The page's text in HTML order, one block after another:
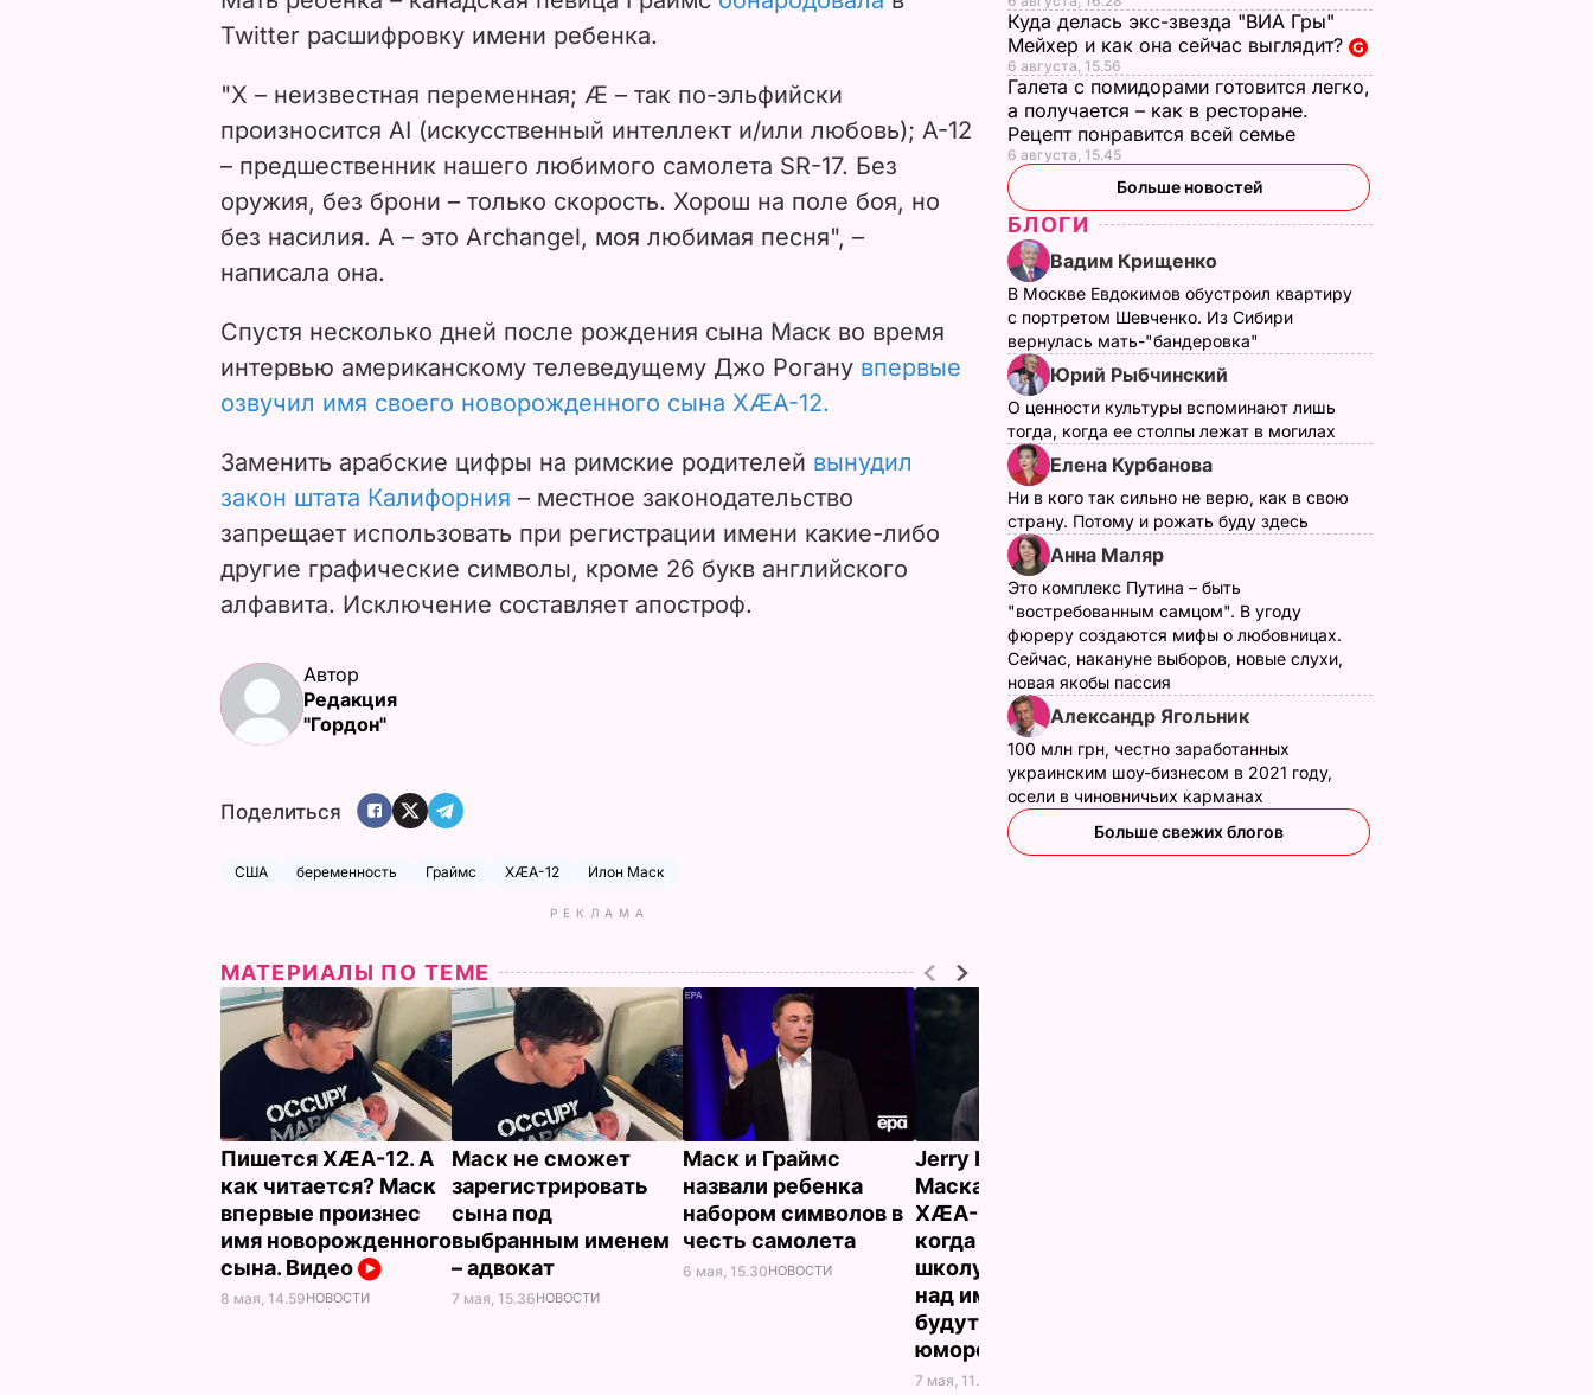
Twitter расшифровку имени ребенка.
"X – неизвестная переменная; Æ – так по-эльфийски
произносится AI (искусственный интеллект и/или любовь); A-12
– предшественник нашего любимого самолета SR-17. Без
оружия, без брони – только скорость. Хорош на поле боя, но
без насилия. А – это Archangel, моя любимая песня", –
написала она.
Спустя несколько дней после рождения сына Маск во время
интервью американскому телеведущему Джо Рогану впервые
озвучил имя своего новорожденного сына XÆA-12.
Заменить арабские цифры на римские родителей вынудил
закон штата Калифорния – местное законодательство
запрещает использовать при регистрации имени какие-либо
другие графические символы, кроме 26 букв английского
алфавита. Исключение составляет апостроф.
Автор
Редакция
"Гордон"
Поделиться
США беременность Граймс XÆA-12 Илон Маск
РЕКЛАМА
МАТЕРИАЛЫ ПО ТЕМЕ
Пишется XÆA-12. А
как читается? Маск
впервые произнес
имя новорожденного
сына. Видео
8 мая, 14.59НОВОСТИ
Маск не сможет
зарегистрировать
сына под
выбранным именем
– адвокат
7 мая, 15.36НОВОСТИ
Маск и Граймс
назвали ребенка
набором символов в
честь самолета
6 мая, 15.30НОВОСТИ
Jerry Heil о сыне
Маска по имени
XÆA-12: Надеюсь,
когда он пойдет в
школу, насмешки
над именами не
будут считаться
юмором
7 мая, 11.36
Куда делась экс-звезда "ВИА Гры"
Мейхер и как она сейчас выглядит?
6 августа, 15.56
Галета с помидорами готовится легко,
а получается – как в ресторане.
Рецепт понравится всей семье
6 августа, 15.45
Больше новостей
БЛОГИ
Вадим Крищенко
В Москве Евдокимов обустроил квартиру
с портретом Шевченко. Из Сибири
вернулась мать-"бандеровка"
Юрий Рыбчинский
О ценности культуры вспоминают лишь
тогда, когда ее столпы лежат в могилах
Елена Курбанова
Ни в кого так сильно не верю, как в свою
страну. Потому и рожать буду здесь
Анна Маляр
Это комплекс Путина – быть
"востребованным самцом". В угоду
фюреру создаются мифы о любовницах.
Сейчас, накануне выборов, новые слухи,
новая якобы пассия
Александр Ягольник
100 млн грн, честно заработанных
украинским шоу-бизнесом в 2021 году,
осели в чиновничьих карманах
Больше свежих блогов